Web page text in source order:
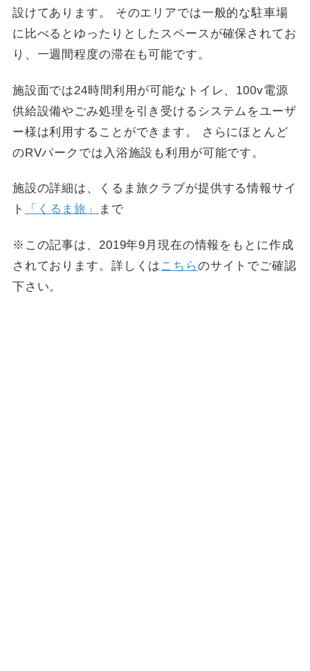
設けてあります。 そのエリアでは一般的な駐車場
に比べるとゆったりとしたスペースが確保されてお
り、一週間程度の滞在も可能です。
施設面では24時間利用が可能なトイレ、100v電源
供給設備やごみ処理を引き受けるシステムをユーザ
ー様は利用することができます。 さらにほとんど
のRVパークでは入浴施設も利用が可能です。
施設の詳細は、くるま旅クラブが提供する情報サイ
ト
「くるま旅」 まで
※この記事は、2019年9月現在の情報をもとに作成
されております。詳しくは こちらのサイトでご確認
下さい。